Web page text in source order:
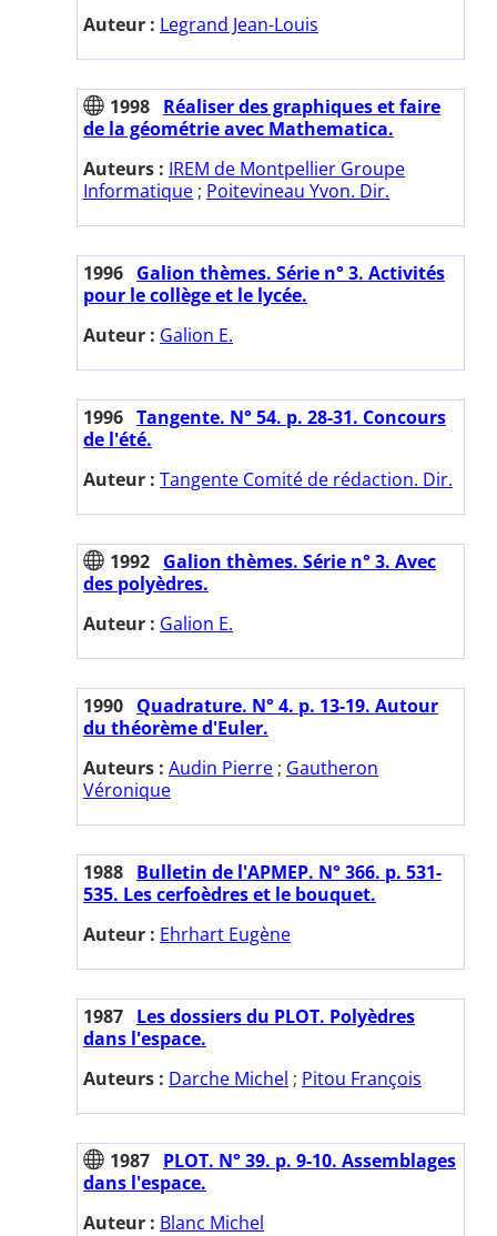
Auteur : Legrand Jean-Louis
1998 Réaliser des graphiques et faire
de la géométrie avec Mathematica.
Auteurs : IREM de Montpellier Groupe
Informatique ; Poitevineau Yvon. Dir.
1996 Galion thèmes. Série n° 3. Activités
pour le collège et le lycée.
Auteur : Galion E.
1996 Tangente. N° 54. p. 28-31. Concours
de l'été.
Auteur : Tangente Comité de rédaction. Dir.
1992 Galion thèmes. Série n° 3. Avec
des polyèdres.
Auteur : Galion E.
1990 Quadrature. N° 4. p. 13-19. Autour
du théorème d'Euler.
Auteurs : Audin Pierre ; Gautheron
Véronique
1988 Bulletin de l'APMEP. N° 366. p. 531-
535. Les cerfoèdres et le bouquet.
Auteur : Ehrhart Eugène
1987 Les dossiers du PLOT. Polyèdres
dans l'espace.
Auteurs : Darche Michel ; Pitou François
1987 PLOT. N° 39. p. 9-10. Assemblages
dans l'espace.
Auteur : Blanc Michel